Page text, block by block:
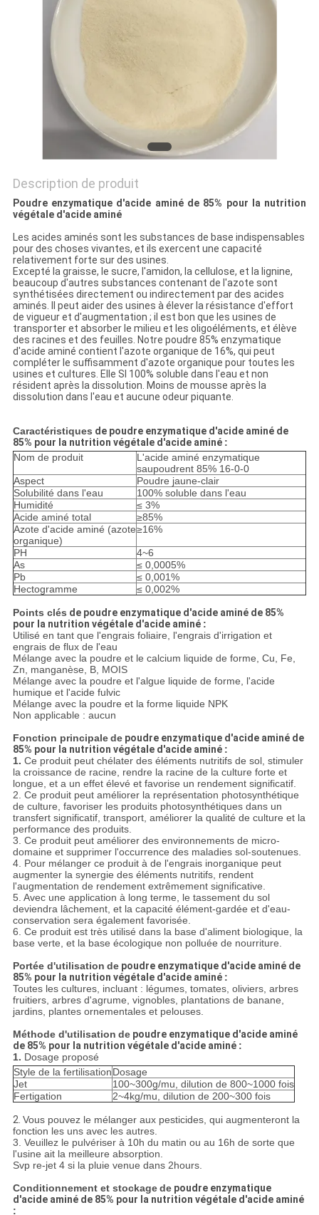
POLITIQUE
CONFIDENTIALITÉ
Description de produit
Poudre enzymatique d'acide aminé de 85% pour la nutrition
végétale d'acide aminé
Les acides aminés sont les substances de base indispensables
pour des choses vivantes, et ils exercent une capacité
relativement forte sur des usines.
Excepté la graisse, le sucre, l'amidon, la cellulose, et la lignine,
beaucoup d'autres substances contenant de l'azote sont
synthétisées directement ou indirectement par des acides
aminés. Il peut aider des usines à élever la résistance d'effort
de vigueur et d'augmentation ; il est bon que les usines de
transporter et absorber le milieu et les oligoéléments, et élève
des racines et des feuilles. Notre poudre 85% enzymatique
d'acide aminé contient l'azote organique de 16%, qui peut
compléter le suffisamment d'azote organique pour toutes les
usines et cultures. Elle SI 100% soluble dans l'eau et non
résident après la dissolution. Moins de mousse après la
dissolution dans l'eau et aucune odeur piquante.
Caractéristiques de poudre enzymatique d'acide aminé de
85% pour la nutrition végétale d'acide aminé :
Nom de produit
L'acide aminé enzymatique
saupoudrent 85% 16-0-0
Aspect
Poudre jaune-clair
Solubilité dans l'eau
100% soluble dans l'eau
Humidité
≤ 3%
Acide aminé total
≥85%
Azote d'acide aminé (azote
organique)
≥16%
PH
4~6
As
≤ 0,0005%
Pb
≤ 0,001%
Hectogramme
≤ 0,002%
Points clés de poudre enzymatique d'acide aminé de 85%
pour la nutrition végétale d'acide aminé :
Utilisé en tant que l'engrais foliaire, l'engrais d'irrigation et
engrais de flux de l'eau
Mélange avec la poudre et le calcium liquide de forme, Cu, Fe,
Zn, manganèse, B, MOIS
Mélange avec la poudre et l'algue liquide de forme, l'acide
humique et l'acide fulvic
Mélange avec la poudre et la forme liquide NPK
Non applicable : aucun
Fonction principalede poudre enzymatique d'acide aminé de
85% pour la nutrition végétale d'acide aminé :
1. Ce produit peut chélater des éléments nutritifs de sol, stimuler
la croissance de racine, rendre la racine de la culture forte et
longue, et a un effet élevé et favorise un rendement significatif.
2. Ce produit peut améliorer la représentation photosynthétique
de culture, favoriser les produits photosynthétiques dans un
transfert significatif, transport, améliorer la qualité de culture et la
performance des produits.
3. Ce produit peut améliorer des environnements de micro-
domaine et supprimer l'occurrence des maladies sol-soutenues.
4. Pour mélanger ce produit à de l'engrais inorganique peut
augmenter la synergie des éléments nutritifs, rendent
l'augmentation de rendement extrêmement significative.
5. Avec une application à long terme, le tassement du sol
deviendra lâchement, et la capacité élément-gardée et d'eau-
conservation sera également favorisée.
6. Ce produit est très utilisé dans la base d'aliment biologique, la
base verte, et la base écologique non polluée de nourriture.
Portée d'utilisation de poudre enzymatique d'acide aminé de
85% pour la nutrition végétale d'acide aminé :
Toutes les cultures, incluant : légumes, tomates, oliviers, arbres
fruitiers, arbres d'agrume, vignobles, plantations de banane,
jardins, plantes ornementales et pelouses.
Méthode d'utilisation de poudre enzymatique d'acide aminé
de 85% pour la nutrition végétale d'acide aminé :
1. Dosage proposé
Style de la fertilisationDosage
Jet
100~300g/mu, dilution de 800~1000 fois
Fertigation
2~4kg/mu, dilution de 200~300 fois
2. Vous pouvez le mélanger aux pesticides, qui augmenteront la
fonction les uns avec les autres.
3. Veuillez le pulvériser à 10h du matin ou au 16h de sorte que
l'usine ait la meilleure absorption.
Svp re-jet 4 si la pluie venue dans 2hours.
Conditionnement et stockagede poudre enzymatique
d'acide aminé de 85% pour la nutrition végétale d'acide aminé
: